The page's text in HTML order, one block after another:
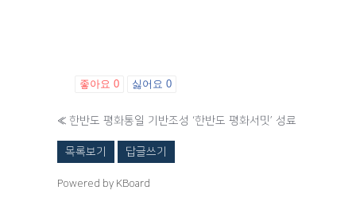
좋아요 0 싫어요 0
« 한반도 평화통일 기반조성 ‘한반도 평화서밋’ 성료
목록보기 답글쓰기
Powered by KBoard